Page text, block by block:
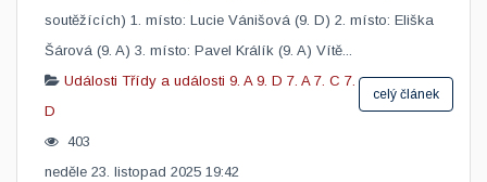
soutěžících) 1. místo: Lucie Vánišová (9. D) 2. místo: Eliška
Šárová (9. A) 3. místo: Pavel Králík (9. A) Vítě...
celý článek
Události Třídy a události 9. A 9. D 7. A 7. C 7.
D
403
neděle 23. listopad 2025 19:42